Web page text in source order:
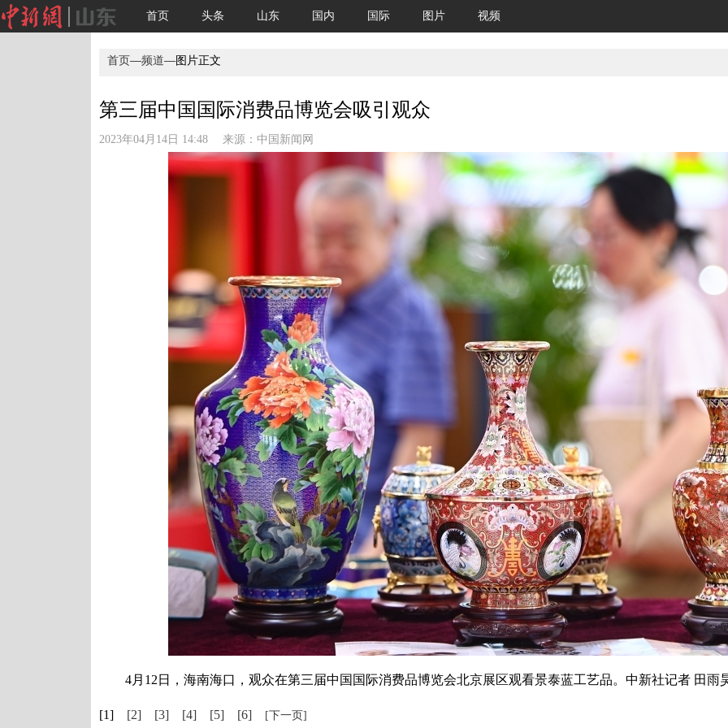
首页 头条 山东 国内 国际 图片 视频
首页—频道—图片正文
第三届中国国际消费品博览会吸引观众
2023年04月14日 14:48 来源： 中国新闻网
4月12日，海南海口，观众在第三届中国国际消费品博览会北京展区观看景泰蓝工艺品。中新社记者 田雨
[1] [2] [3] [4] [5] [6] [下一页]